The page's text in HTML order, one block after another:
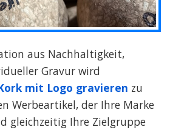
aus Nachhaltigkeit,
Gravur wird
mit Logo gravieren zu
Werbeartikel, der Ihre Marke
gleichzeitig Ihre Zielgruppe